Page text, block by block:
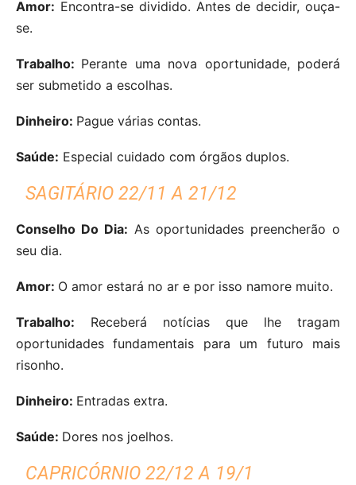
Amor: Encontra-se dividido. Antes de decidir, ouça-
se.
Trabalho: Perante uma nova oportunidade, poderá
ser submetido a escolhas.
Dinheiro: Pague várias contas.
Saúde: Especial cuidado com órgãos duplos.
SAGITÁRIO 22/11 A 21/12
Conselho Do Dia: As oportunidades preencherão o
seu dia.
Amor: O amor estará no ar e por isso namore muito.
Trabalho: Receberá notícias que lhe tragam
oportunidades fundamentais para um futuro mais
risonho.
Dinheiro: Entradas extra.
Saúde: Dores nos joelhos.
CAPRICÓRNIO 22/12 A 19/1